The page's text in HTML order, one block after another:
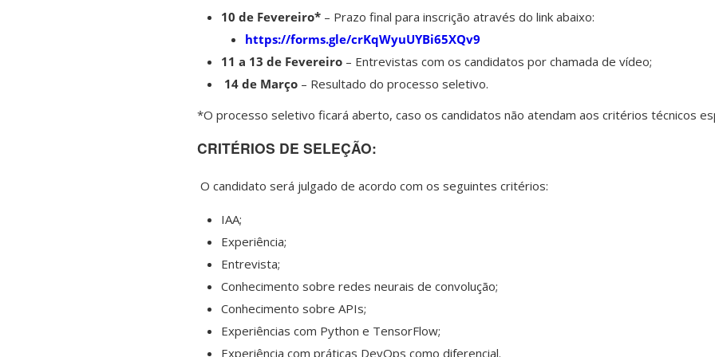
10 de Fevereiro* – Prazo final para inscrição através do link abaixo:
https://forms.gle/crKqWyuUYBi65XQv9
11 a 13 de Fevereiro – Entrevistas com os candidatos por chamada de vídeo;
14 de Março – Resultado do processo seletivo.
*O processo seletivo ficará aberto, caso os candidatos não atendam aos critérios técnicos
CRITÉRIOS DE SELEÇÃO:
O candidato será julgado de acordo com os seguintes critérios:
IAA;
Experiência;
Entrevista;
Conhecimento sobre redes neurais de convolução;
Conhecimento sobre APIs;
Experiências com Python e TensorFlow;
Experiência com práticas DevOps como diferencial.